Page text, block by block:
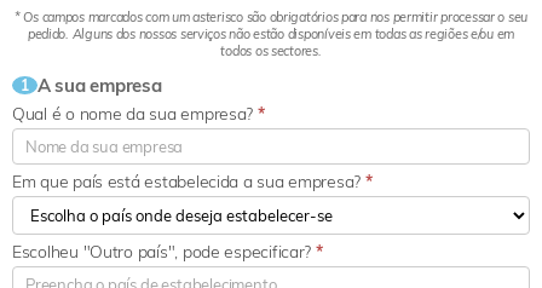
* Os campos marcados com um asterisco são obrigatórios para nos permitir processar o seu
pedido. Alguns dos nossos serviços não estão disponíveis em todas as regiões e/ou em
todos os sectores.
1 A sua empresa
Qual é o nome da sua empresa? *
Em que país está estabelecida a sua empresa? *
Escolheu "Outro país", pode especificar? *